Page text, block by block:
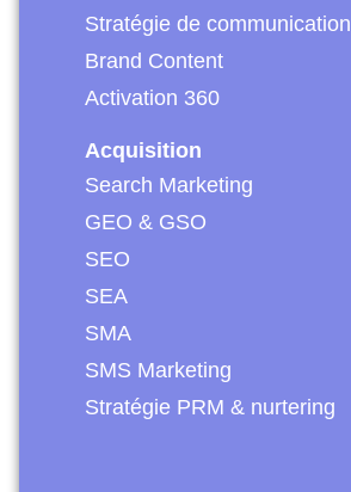
Stratégie de communication
Brand Content
Activation 360
Acquisition
Search Marketing
GEO & GSO
SEO
SEA
SMA
SMS Marketing
Stratégie PRM & nurtering